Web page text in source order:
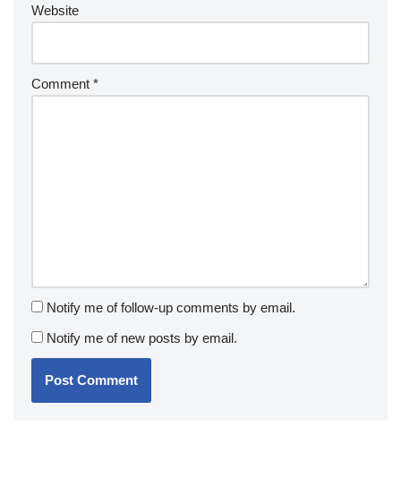
Website
Comment *
Notify me of follow-up comments by email.
Notify me of new posts by email.